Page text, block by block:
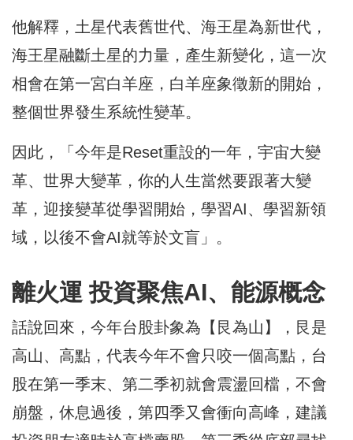
他解釋，土星代表舊世代、海王星為新世代，
海王星融斷土星的力量，產生新變化，這一次
相會在第一宮白羊座，白羊座象徵新的開始，
整個世界發生系統性變革。
因此，「今年是Reset重設的一年，宇宙大變
革、世界大變革，你的人生當然要跟著大變
革，迎接變革從學習開始，學習AI、學習新領
域，以後不會AI就等於文盲」。
離火運 投資聚焦AI、能源概念
話說回來，今年台股卦象為【艮為山】，艮是
高山、高點，代表今年不會只咬一個高點，台
股在第一季末、第二季初就會震盪回檔，不會
崩盤，休息過後，第四季又會衝向高峰，建議